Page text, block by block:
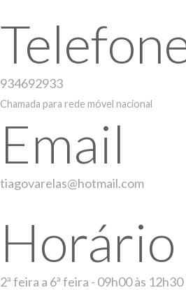
934692933
Chamada para rede móvel nacional
Email
tiagovarelas@hotmail.com
Horário
2ª feira a 6ª feira - 09h00 às